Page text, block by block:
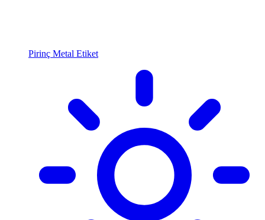
Pirinç Metal Etiket